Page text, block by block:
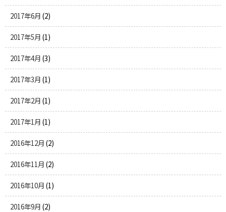
2017年6月 (2)
2017年5月 (1)
2017年4月 (3)
2017年3月 (1)
2017年2月 (1)
2017年1月 (1)
2016年12月 (2)
2016年11月 (2)
2016年10月 (1)
2016年9月 (2)